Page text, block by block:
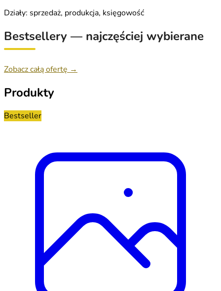
Działy: sprzedaż, produkcja, księgowość
Bestsellery — najczęściej wybierane
Zobacz całą ofertę →
Produkty
Bestseller